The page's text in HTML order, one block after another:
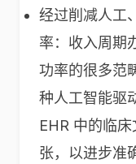
经过削减人工
率：收入周期
功率的很多范
种人工智能驱
EHR 中的临
张，以进步准